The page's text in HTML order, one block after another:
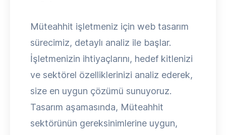
Müteahhit işletmeniz için web tasarım
sürecimiz, detaylı analiz ile başlar.
İşletmenizin ihtiyaçlarını, hedef kitlenizi
ve sektörel özelliklerinizi analiz ederek,
size en uygun çözümü sunuyoruz.
Tasarım aşamasında, Müteahhit
sektörünün gereksinimlerine uygun,